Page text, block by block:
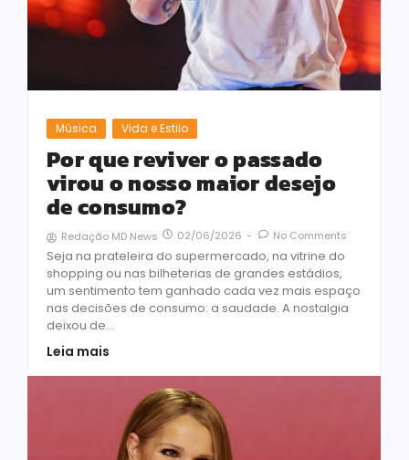
Música Vida e Estilo
Por que reviver o passado
virou o nosso maior desejo
de consumo?
Redação MD News 02/06/2026 - No Comments
Seja na prateleira do supermercado, na vitrine do
shopping ou nas bilheterias de grandes estádios,
um sentimento tem ganhado cada vez mais espaço
nas decisões de consumo: a saudade. A nostalgia
deixou de...
Leia mais